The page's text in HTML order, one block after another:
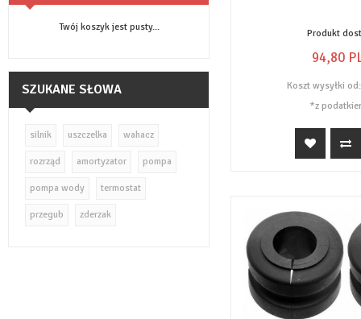
Twój koszyk jest pusty...
SZUKANE SŁOWA
silnik uszczelka wahacz
rozrząd amortyzator pompa
pompa wody termostat
przegub zderzak
Produkt
94,80
Koszt wysyłki
*z